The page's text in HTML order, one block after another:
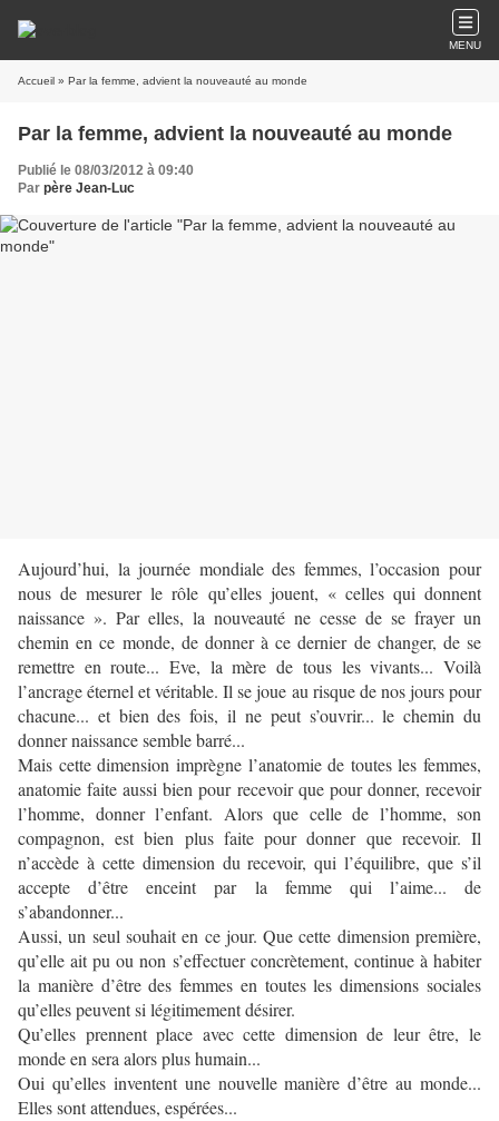
MENU
Accueil » Par la femme, advient la nouveauté au monde
Par la femme, advient la nouveauté au monde
Publié le 08/03/2012 à 09:40
Par père Jean-Luc
Aujourd’hui, la journée mondiale des femmes, l’occasion pour
nous de mesurer le rôle qu’elles jouent, « celles qui donnent
naissance ». Par elles, la nouveauté ne cesse de se frayer un
chemin en ce monde, de donner à ce dernier de changer, de se
remettre en route... Eve, la mère de tous les vivants... Voilà
l’ancrage éternel et véritable. Il se joue au risque de nos jours pour
chacune... et bien des fois, il ne peut s’ouvrir... le chemin du
donner naissance semble barré...
Mais cette dimension imprègne l’anatomie de toutes les femmes,
anatomie faite aussi bien pour recevoir que pour donner, recevoir
l’homme, donner l’enfant. Alors que celle de l’homme, son
compagnon, est bien plus faite pour donner que recevoir. Il
n’accède à cette dimension du recevoir, qui l’équilibre, que s’il
accepte d’être enceint par la femme qui l’aime... de
s’abandonner...
Aussi, un seul souhait en ce jour. Que cette dimension première,
qu’elle ait pu ou non s’effectuer concrètement, continue à habiter
la manière d’être des femmes en toutes les dimensions sociales
qu’elles peuvent si légitimement désirer.
Qu’elles prennent place avec cette dimension de leur être, le
monde en sera alors plus humain...
Oui qu’elles inventent une nouvelle manière d’être au monde...
Elles sont attendues, espérées...